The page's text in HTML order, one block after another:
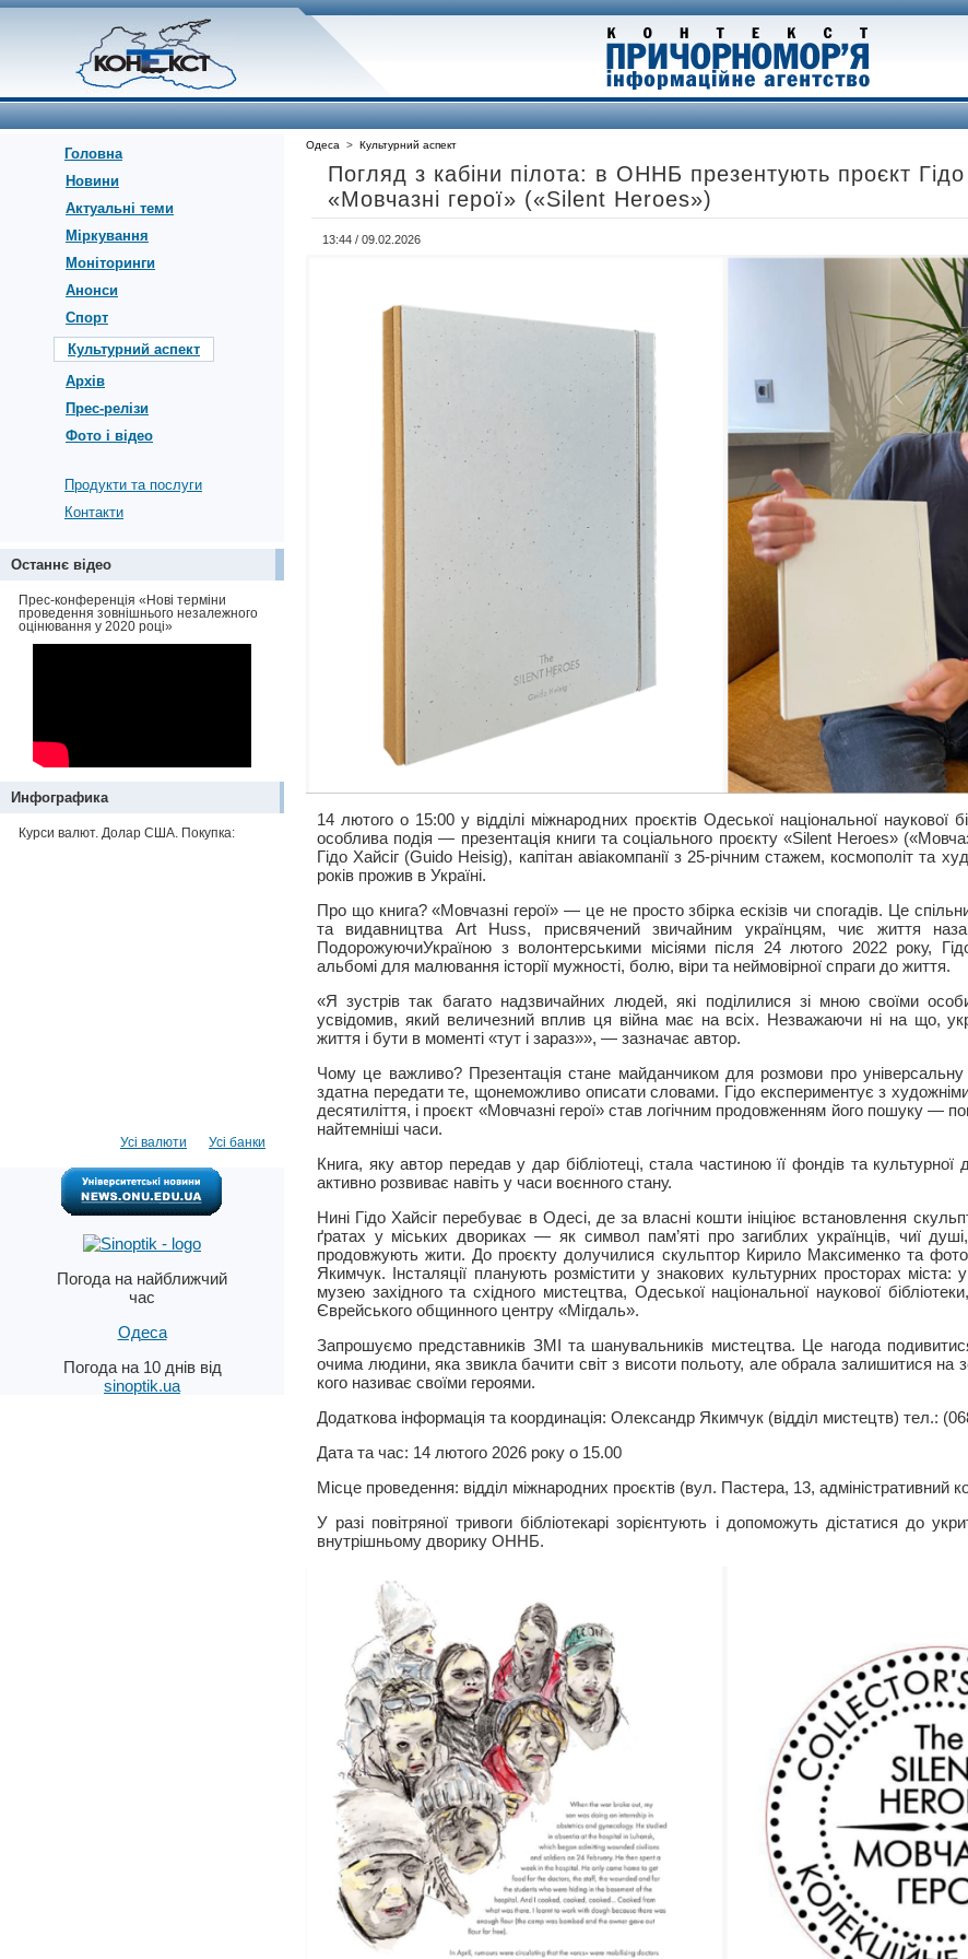
Головна
Новини
Актуальні теми
Міркування
Моніторинги
Анонси
Спорт
Культурний аспект
Архів
Прес-релізи
Фото і відео
Продукти та послуги
Контакти
Останнє відео
Прес-конференція «Нові терміни
проведення зовнішнього незалежного
оцінювання у 2020 році»
Инфографика
Курси валют. Долар США. Покупка:
Усі банки
Усі валюти
Погода на найближчий
час
Одеса
Погода на 10 днів від
sinoptik.ua
Одеса > Культурний аспект
Погляд з кабіни пілота: в ОННБ презентують проєкт Гідо
«Мовчазні герої» («Silent Heroes»)
13:44 / 09.02.2026
14 лютого о 15:00 у відділі міжнародних проєктів Одеської національної наукової
особлива подія — презентація книги та соціального проєкту «Silent Heroes»
Гідо Хайсіг (Guido Heisig), капітан авіакомпанії з 25-річним стажем, космополіт та
років прожив в Україні.
Про що книга? «Мовчазні герої» — це не просто збірка ескізів чи спогадів. Це
та видавництва Art Huss, присвячений звичайним українцям, чиє життя
ПодорожуючиУкраїною з волонтерськими місіями після 24 лютого 2022 року,
альбомі для малювання історії мужності, болю, віри та неймовірної спраги до життя.
«Я зустрів так багато надзвичайних людей, які поділилися зі мною своїми
усвідомив, який величезний вплив ця війна має на всіх. Незважаючи ні на що,
життя і бути в моменті «тут і зараз»», — зазначає автор.
Чому це важливо? Презентація стане майданчиком для розмови про
здатна передати те, щонеможливо описати словами. Гідо експериментує з
десятиліття, і проєкт «Мовчазні герої» став логічним продовженням його пошуку —
найтемніші часи.
Книга, яку автор передав у дар бібліотеці, стала частиною її фондів та
активно розвиває навіть у часи воєнного стану.
Нині Гідо Хайсіг перебуває в Одесі, де за власні кошти ініціює встановлення
ґратах у міських двориках — як символ пам’яті про загиблих українців, чиї
продовжують жити. До проєкту долучилися скульптор Кирило Максименко та
Якимчук. Інсталяції планують розмістити у знакових культурних просторах міста:
музею західного та східного мистецтва, Одеської національної наукової
Єврейського общинного центру «Мігдаль».
Запрошуємо представників ЗМІ та шанувальників мистецтва. Це нагода
очима людини, яка звикла бачити світ з висоти польоту, але обрала залишитися на
кого називає своїми героями.
Додаткова інформація та координація: Олександр Якимчук (відділ мистецтв) тел.:
Дата та час: 14 лютого 2026 року о 15.00
Місце проведення: відділ міжнародних проєктів (вул. Пастера, 13, адміністративний
У разі повітряної тривоги бібліотекарі зорієнтують і допоможуть дістатися до
внутрішньому дворику ОННБ.